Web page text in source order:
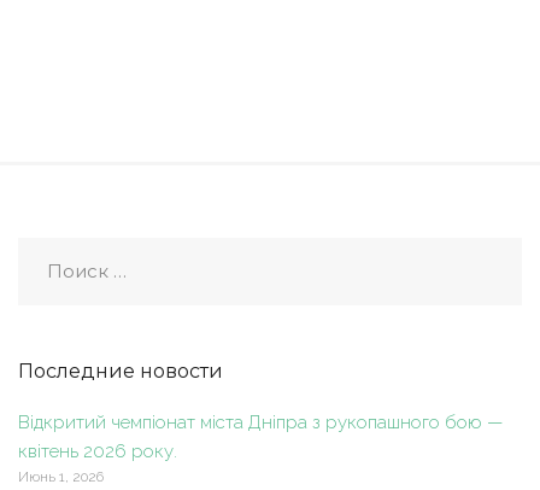
Последние новости
Відкритий чемпіонат міста Дніпра з рукопашного бою —
квітень 2026 року.
Июнь 1, 2026